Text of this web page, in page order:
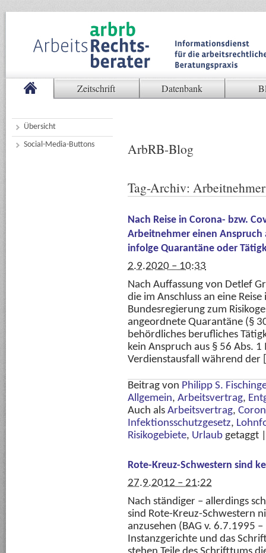
Zeitschrift Datenbank
Übersicht
Social-Media-Buttons
ArbRB-Blog
Tag-Archiv: Arbeitnehmer
Nach Reise in Corona- bzw.
Arbeitnehmer einen Anspruch
infolge Quarantäne oder
2.9.2020 – 10:33
Nach Auffassung von Detlef
die im Anschluss an eine
Bundesregierung zum
angeordnete Quarantäne (§
behördliches berufliches
kein Anspruch aus § 56 Abs.
Verdienstausfall während der
Beitrag von Philipp S.
Allgemein, Arbeitsvertrag,
Auch als Arbeitsvertrag,
Infektionsschutzgesetz,
Risikogebiete, Urlaub getaggt
Rote-Kreuz-Schwestern sind
27.9.2012 – 21:22
Nach ständiger – allerdings
sind Rote-Kreuz-Schwestern
anzusehen (BAG v. 6.7.1995
Instanzgerichte und das